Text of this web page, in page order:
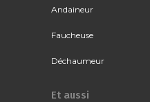
Andaineur
Faucheuse
Déchaumeur
Et aussi